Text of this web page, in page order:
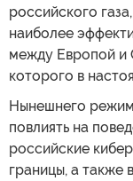
российского
наиболее
между Европой и
которого в
Нынешнего
повлиять на
российские
границы, а также